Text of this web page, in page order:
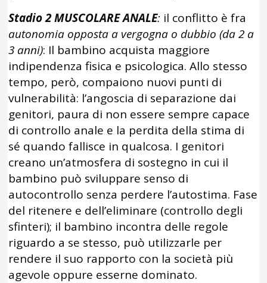
Stadio 2MUSCOLARE ANALE: il conflitto è fra
autonomia opposta a vergogna o dubbio (da 2 a
3 anni): Il bambino acquista maggiore
indipendenza fisica e psicologica. Allo stesso
tempo, però, compaiono nuovi punti di
vulnerabilità: l’angoscia di separazione dai
genitori, paura di non essere sempre capace
di controllo anale e la perdita della stima di
sé quando fallisce in qualcosa. I genitori
creano un’atmosfera di sostegno in cui il
bambino può sviluppare senso di
autocontrollo senza perdere l’autostima. Fase
del ritenere e dell’eliminare (controllo degli
sfinteri); il bambino incontra delle regole
riguardo a se stesso, può utilizzarle per
rendere il suo rapporto con la società più
agevole oppure esserne dominato.